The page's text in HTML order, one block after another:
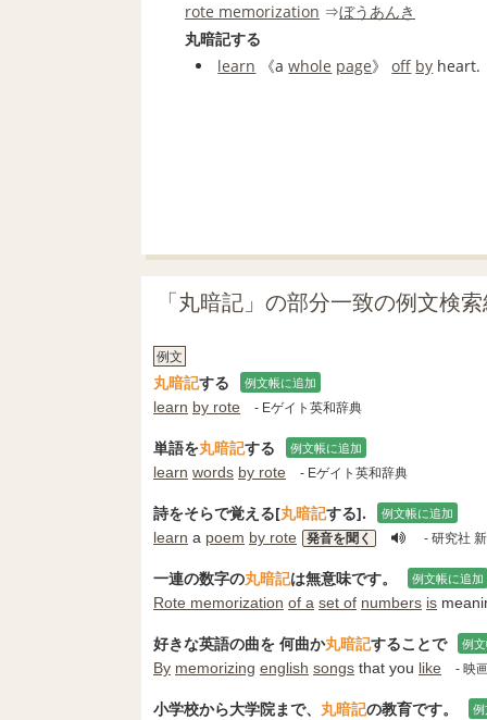
rote memorization ⇒ぼうあんき
丸暗記する
learn 《awhole page》off by heart.
「丸暗記」の部分一致の例文検
例文
丸暗記する 例文帳に追加
learn by rote - Eゲイト英和辞典
単語を丸暗記する 例文帳に追加
learn words by rote - Eゲイト英和辞典
詩をそらで覚える[丸暗記する]. 例文帳に追加
learn a poem by rote 発音を聞く - 研究社
一連の数字の丸暗記は無意味です。 例文帳に追加
Rote memorization of a set of numbers is
好きな英語の曲を 何曲か丸暗記することで 例
By memorizing english songs that you like - 映
小学校から大学院まで、 丸暗記の教育です。